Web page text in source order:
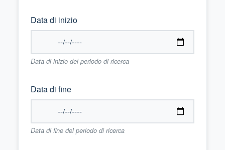
Data di inizio
Data di inizio del periodo di ricerca
Data di fine
Data di fine del periodo di ricerca